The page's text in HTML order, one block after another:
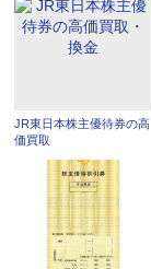
JR東日本株主優待券の高
価買取